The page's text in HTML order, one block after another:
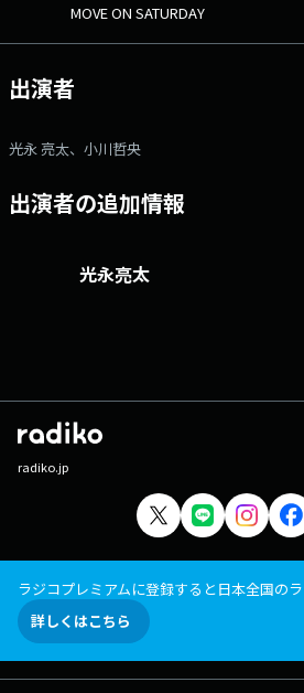
MOVE ON SATURDAY
出演者
光永 亮太、小川哲央
出演者の追加情報
光永亮太
radiko.jp
ラジコプレミアムに登録すると日本全国の
詳しくはこちら